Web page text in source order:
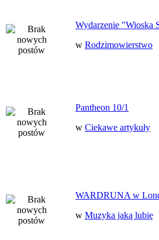
Wydarzenie "Wioska
w Rodzimowierstwo
Pantheon 10/1
w Ciekawe artykuły
WARDRUNA w
w Muzyka jaką lubię